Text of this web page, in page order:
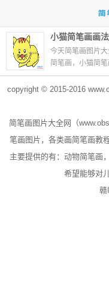
小猫简笔画画
今天简笔画图片
简笔画，小猫简
的小猫。怎么样
copyright © 2015-2016
简笔画 图片大全网（
笔画图片，各类画简笔画教
主要提供的有： 动物简笔画 ，
希望能够对
赣